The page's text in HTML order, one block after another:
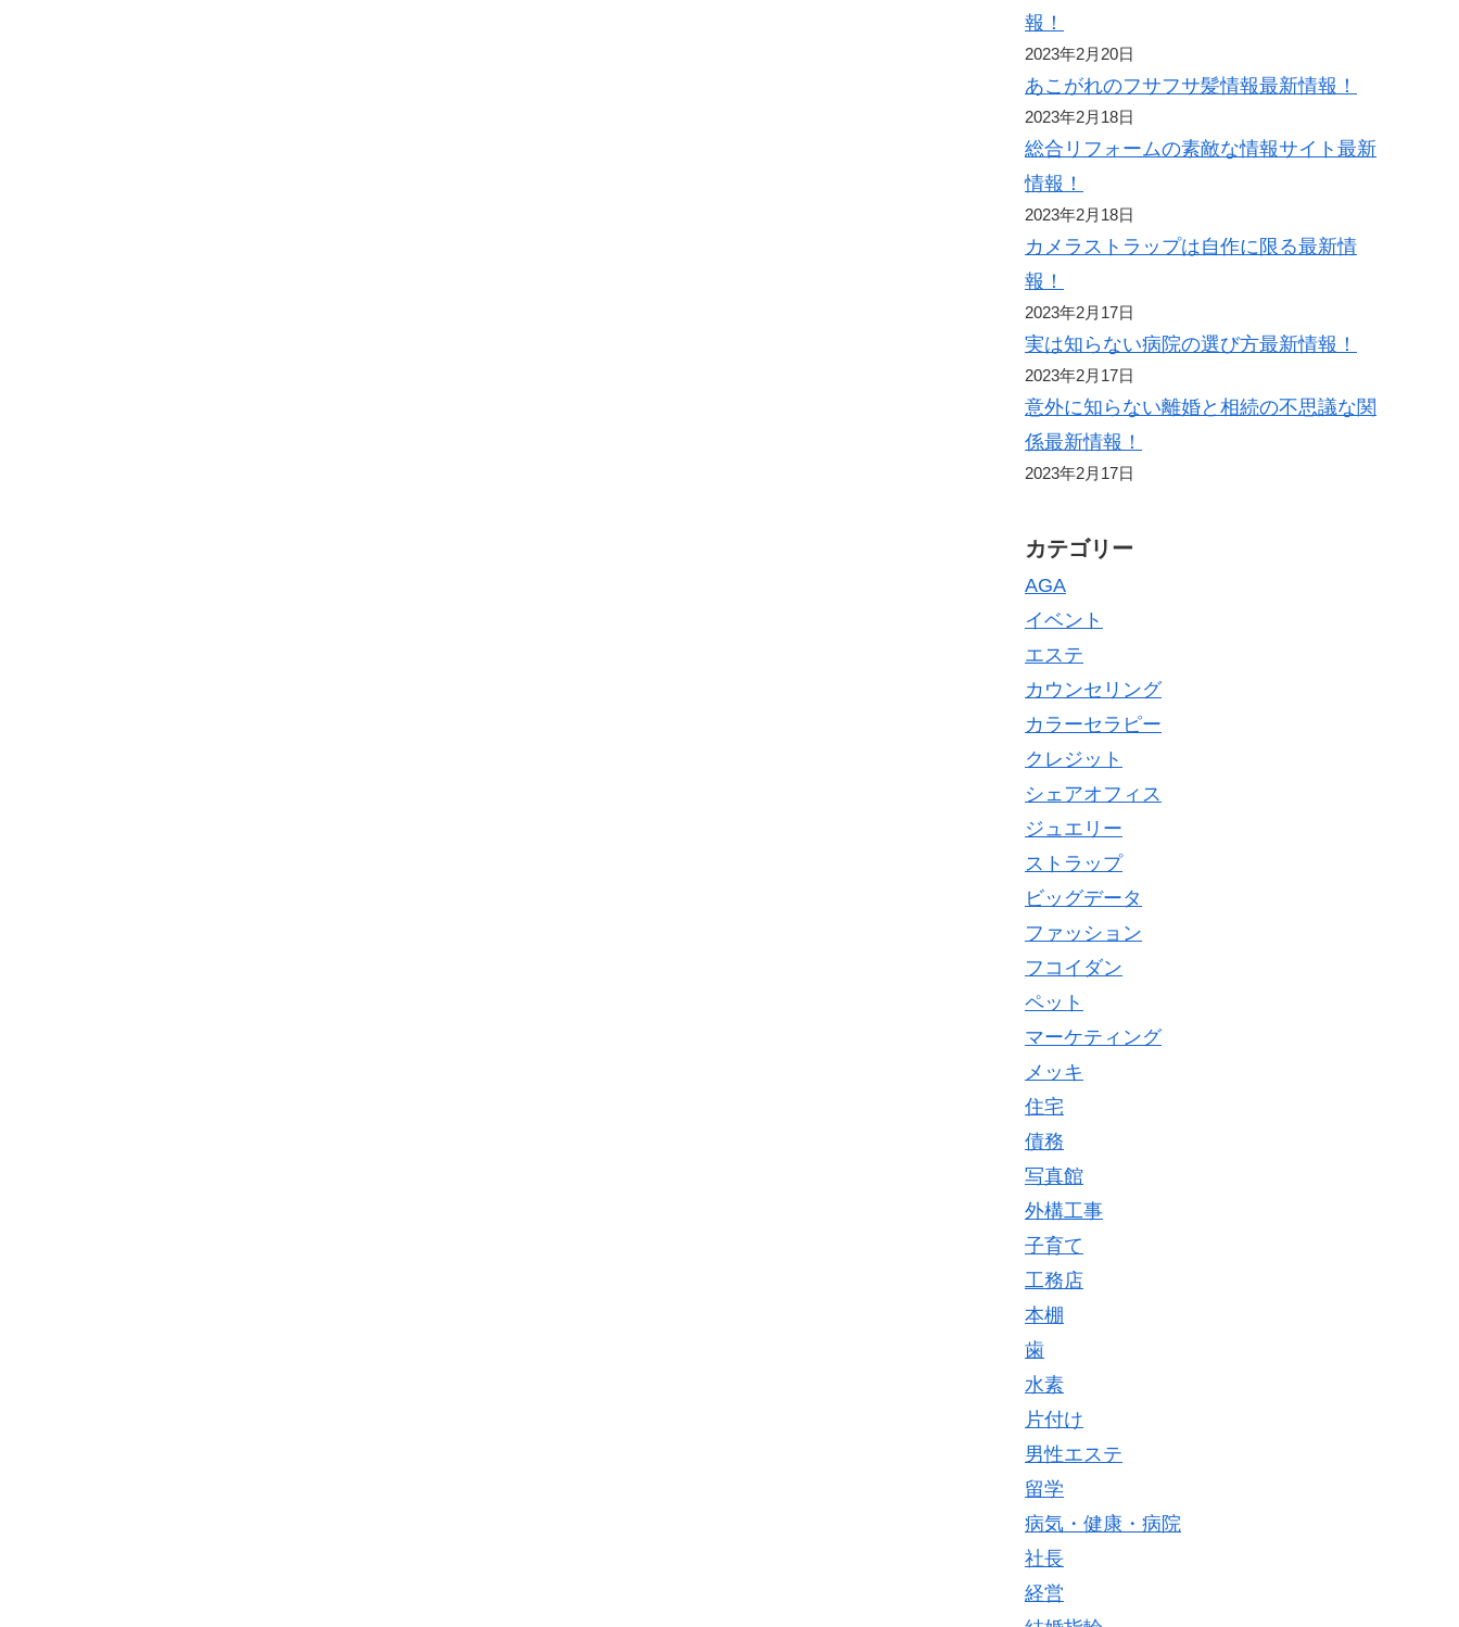
報！
2023年2月20日
あこがれのフサフサ髪情報最新情報！
2023年2月18日
総合リフォームの素敵な情報サイト最新
情報！
2023年2月18日
カメラストラップは自作に限る最新情
報！
2023年2月17日
実は知らない病院の選び方最新情報！
2023年2月17日
意外に知らない離婚と相続の不思議な関
係最新情報！
2023年2月17日
カテゴリー
AGA
イベント
エステ
カウンセリング
カラーセラピー
クレジット
シェアオフィス
ジュエリー
ストラップ
ビッグデータ
ファッション
フコイダン
ペット
マーケティング
メッキ
住宅
債務
写真館
外構工事
子育て
工務店
本棚
歯
水素
片付け
男性エステ
留学
病気・健康・病院
社長
経営